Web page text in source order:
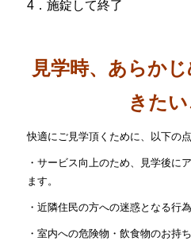
4．施錠して終了
見学時、あらか
きたい
快適にご見学頂くために、以下の
・サービス向上のため、見学後に
ます。
・近隣住民の方への迷惑となる行
・室内への危険物・飲食物のお持